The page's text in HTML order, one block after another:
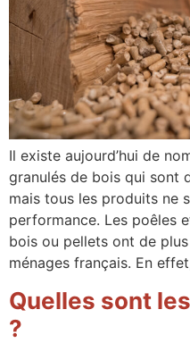
Il existe aujourd’hui de
granulés de bois qui sont
mais tous les produits ne
performance. Les poêles
bois ou pellets ont de
ménages français. En
Quelles sont
?